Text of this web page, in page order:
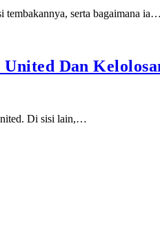
tembakannya, serta bagaimana ia…
Dan
Di sisi lain,…